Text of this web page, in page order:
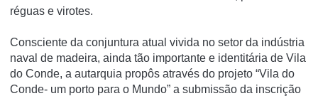
réguas e virotes.
Consciente da conjuntura atual vivida no setor da indústria
naval de madeira, ainda tão importante e identitária de Vila
do Conde, a autarquia propôs através do projeto “Vila do
Conde- um porto para o Mundo” a submissão da inscrição